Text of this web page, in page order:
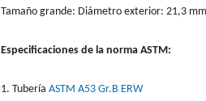
Tamaño grande: Diámetro exterior: 21,3
Especificaciones de la norma ASTM:
1. Tubería ASTM A53 Gr.B ERW